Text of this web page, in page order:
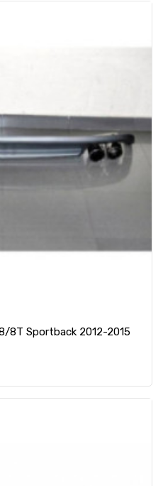
8T Sportback 2012-2015